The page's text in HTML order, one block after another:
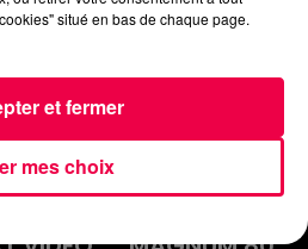
INFOS
PODCASTS
situé en bas de chaque page.
mes choix
et fermer